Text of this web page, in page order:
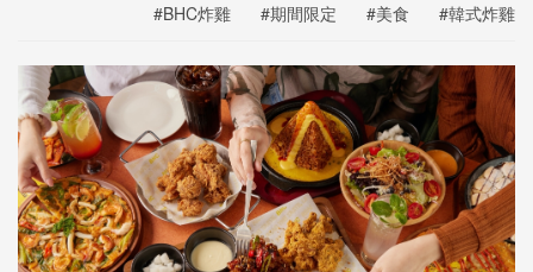
#BHC炸雞 #期間限定 #美食 #韓式炸雞